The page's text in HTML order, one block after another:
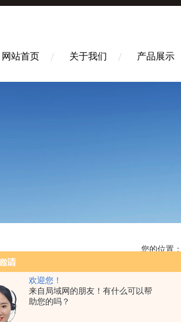
欢迎您！
来自局域网的朋友！有什么可以帮
助您的吗？
网站首页 关于我们 产品展示
您的位置：